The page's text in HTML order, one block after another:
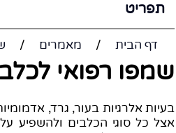
תפריט
דף הבית / מאמרים /
רפואי
אלרגיות בעור, גרד,
כל סוגי הכלבים ולהשפיע